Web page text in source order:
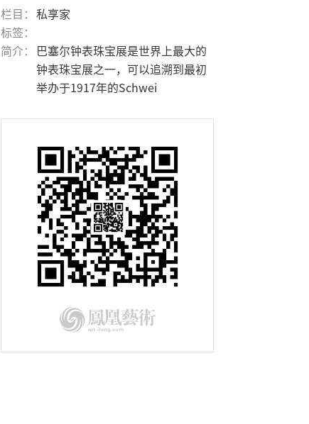
2015-09-22私享家 中式家具的时代
转身
2015-09-15私享家 微缩的北京城
2015-09-01私享家 蓝胖子的穿越之
2015-08-25私享家 多彩发光充气雕
2015-08-18私享家 最古老《可兰
2015-08-11私享家 玩的就是自己
栏目：
私享家
标签：
简介：
巴塞尔钟表珠宝展是世界上最大的
钟表珠宝展之一，可以追溯到最初
举办于1917年的Schwei